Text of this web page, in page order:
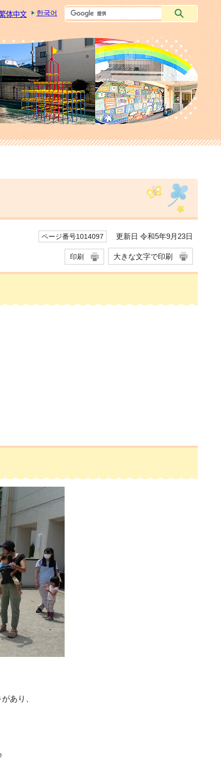
体中文 한국어
ページ番号1014097 更新日 令和5年9月23日
印刷 大きな文字で印刷
あり、